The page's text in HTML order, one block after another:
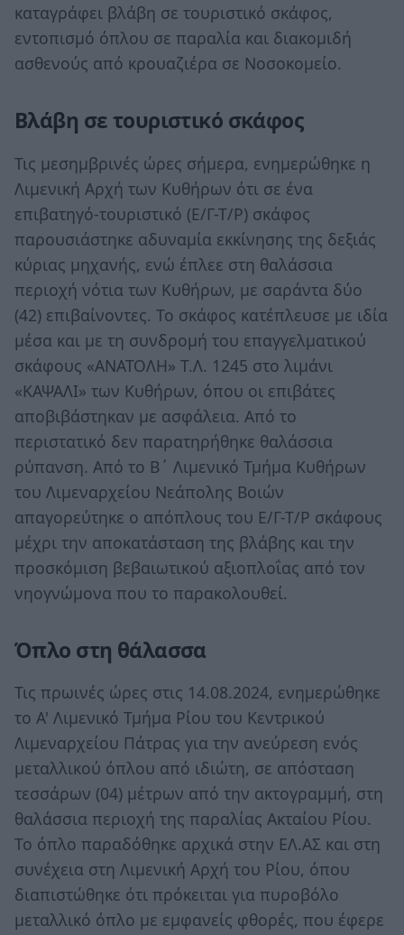
καταγράφει βλάβη σε τουριστικό σκάφος,
εντοπισμό όπλου σε παραλία και διακομιδή
ασθενούς από κρουαζιέρα σε Νοσοκομείο.
Βλάβη σε τουριστικό σκάφος
Τις μεσημβρινές ώρες σήμερα, ενημερώθηκε η
Λιμενική Αρχή των Κυθήρων ότι σε ένα
επιβατηγό-τουριστικό (Ε/Γ-Τ/Ρ) σκάφος
παρουσιάστηκε αδυναμία εκκίνησης της δεξιάς
κύριας μηχανής, ενώ έπλεε στη θαλάσσια
περιοχή νότια των Κυθήρων, με σαράντα δύο
(42) επιβαίνοντες. Το σκάφος κατέπλευσε με ιδία
μέσα και με τη συνδρομή του επαγγελματικού
σκάφους «ΑΝΑΤΟΛΗ» Τ.Λ. 1245 στο λιμάνι
«ΚΑΨΑΛΙ» των Κυθήρων, όπου οι επιβάτες
αποβιβάστηκαν με ασφάλεια. Από το
περιστατικό δεν παρατηρήθηκε θαλάσσια
ρύπανση. Από το Β΄ Λιμενικό Τμήμα Κυθήρων
του Λιμεναρχείου Νεάπολης Βοιών
απαγορεύτηκε ο απόπλους του Ε/Γ-Τ/Ρ σκάφους
μέχρι την αποκατάσταση της βλάβης και την
προσκόμιση βεβαιωτικού αξιοπλοΐας από τον
νηογνώμονα που το παρακολουθεί.
Όπλο στη θάλασσα
Τις πρωινές ώρες στις 14.08.2024, ενημερώθηκε
το Α' Λιμενικό Τμήμα Ρίου του Κεντρικού
Λιμεναρχείου Πάτρας για την ανεύρεση ενός
μεταλλικού όπλου από ιδιώτη, σε απόσταση
τεσσάρων (04) μέτρων από την ακτογραμμή, στη
θαλάσσια περιοχή της παραλίας Ακταίου Ρίου.
Το όπλο παραδόθηκε αρχικά στην ΕΛ.ΑΣ και στη
συνέχεια στη Λιμενική Αρχή του Ρίου, όπου
διαπιστώθηκε ότι πρόκειται για πυροβόλο
μεταλλικό όπλο με εμφανείς φθορές, που έφερε